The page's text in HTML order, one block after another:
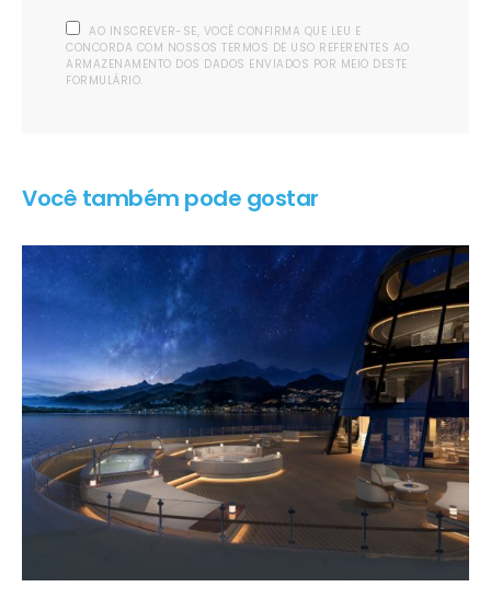
AO INSCREVER-SE, VOCÊ CONFIRMA QUE LEU E
CONCORDA COM NOSSOS TERMOS DE USO REFERENTES AO
ARMAZENAMENTO DOS DADOS ENVIADOS POR MEIO DESTE
FORMULÁRIO.
Você também pode gostar